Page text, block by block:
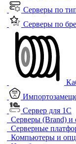
Серверы по
Серверы по
Сервер для 1С
Серверы (Brand) и
Серверные
Компьютеры и